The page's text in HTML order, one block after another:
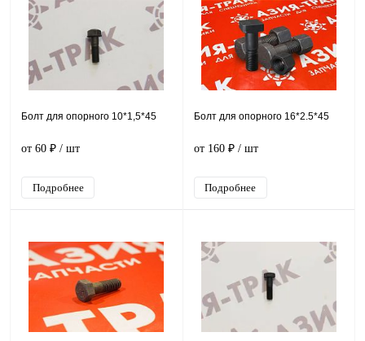
Болт для опорного 10*1,5*45
от 60 ₽ / шт
Подробнее
Болт для опорного 16*2.5*45
от 160 ₽/ шт
Подробнее